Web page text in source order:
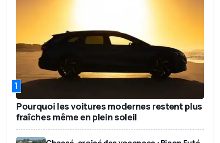
1
Pourquoi les voitures modernes restent plus
fraîches même en plein soleil